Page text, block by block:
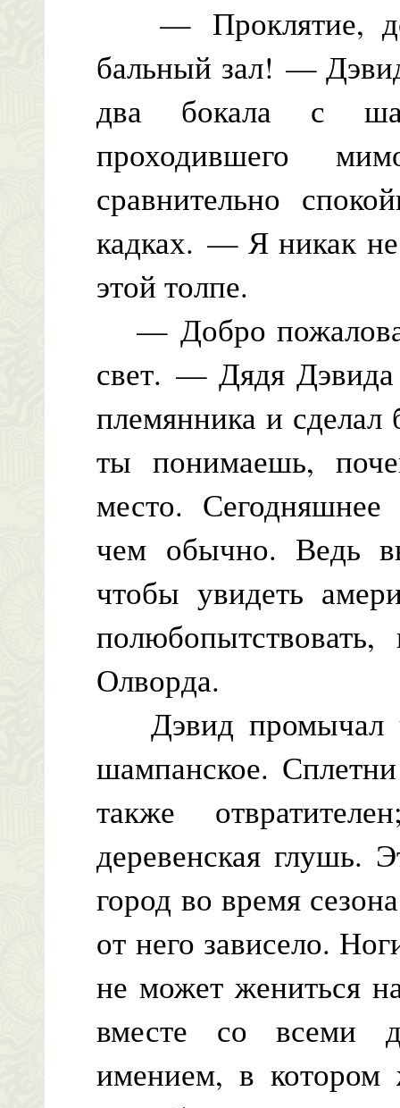
— Проклятие, до
бальный зал! —
два бокала с
проходившего
сравнительно
кадках. — Я никак
этой толпе.
— Добро
свет. — Дядя Дэвида
племянника и
ты понимаешь,
место.
чем обычно. Ведь
чтобы увидеть
Олворда.
Дэвид промычал
шампанское.
также
деревенская глушь.
город во время
от него зависело.
не может жениться
вместе со всеми
имением, в